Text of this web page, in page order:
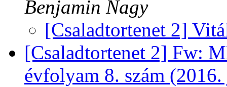
Benjamin Nagy
[Csaladtortenet 2]
[Csaladtortenet 2] Fw:
évfolyam 8. szám